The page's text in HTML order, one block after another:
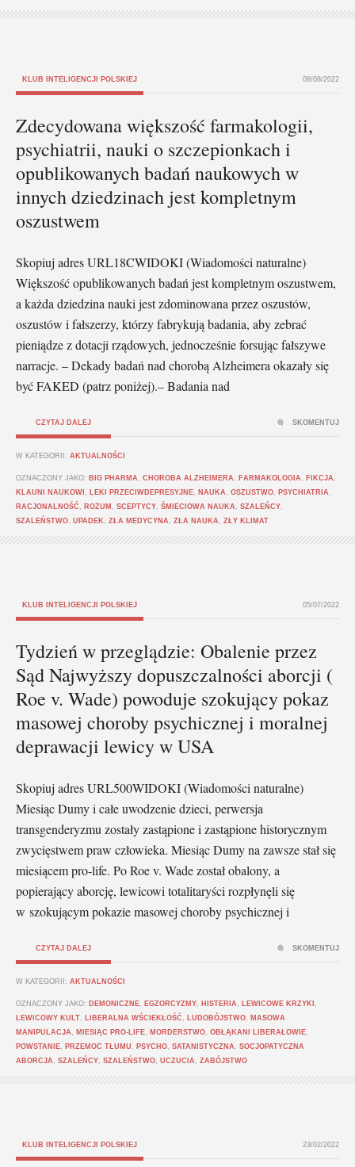
KLUB INTELIGENCJI POLSKIEJ 08/08/2022
Zdecydowana większość farmakologii,
psychiatrii, nauki o szczepionkach i
opublikowanych badań naukowych w
innych dziedzinach jest kompletnym
oszustwem
Skopiuj adres URL18CWIDOKI (Wiadomości naturalne)
Większość opublikowanych badań jest kompletnym oszustwem,
a każda dziedzina nauki jest zdominowana przez oszustów,
oszustów i fałszerzy, którzy fabrykują badania, aby zebrać
pieniądze z dotacji rządowych, jednocześnie forsując fałszywe
narracje. – Dekady badań nad chorobą Alzheimera okazały się
być FAKED (patrz poniżej).– Badania nad
CZYTAJ DALEJ
W KATEGORII: AKTUALNOŚCI
OZNACZONY JAKO: BIG PHARMA CHOROBA ALZHEIMERA FARMAKOLOGIA FIKCJA
KLAUNI NAUKOWI
LEKI PRZECIWDEPRESYJNE NAUKA OSZUSTWO PSYCHIATRIA
RACJONALNOŚĆ
ROZUM SCEPTYCY ŚMIECIOWA NAUKA SZALEŃCY
SZALEŃSTWO UPADEK ZŁA MEDYCYNA ZŁA NAUKA ZŁY KLIMAT
SKOMENTUJ
KLUB INTELIGENCJI POLSKIEJ 05/07/2022
Tydzień w przeglądzie: Obalenie przez
Sąd Najwyższy dopuszczalności aborcji (
Roe v. Wade) powoduje szokujący pokaz
masowej choroby psychicznej i moralnej
deprawacji lewicy w USA
Skopiuj adres URL500WIDOKI (Wiadomości naturalne)
Miesiąc Dumy i całe uwodzenie dzieci, perwersja
transgenderyzmu zostały zastąpione i zastąpione historycznym
zwycięstwem praw człowieka. Miesiąc Dumy na zawsze stał się
miesiącem pro-life. Po Roe v. Wade został obalony, a
popierający aborcję, lewicowi totalitaryści rozpłynęli się
w szokującym pokazie masowej choroby psychicznej i
CZYTAJ DALEJ
W KATEGORII: AKTUALNOŚCI
OZNACZONY JAKO: DEMONICZNE EGZORCYZMY HISTERIA LEWICOWE KRZYKI
LEWICOWY KULT
LIBERALNA WŚCIEKŁOŚĆ LUDOBÓJSTWO
MASOWA
MANIPULACJA
MIESIĄC PRO-LIFE MORDERSTWO OBŁĄKANI LIBERAŁOWIE
POWSTANIE
PRZEMOC TŁUMU PSYCHO SATANISTYCZNA
SOCJOPATYCZNA
ABORCJA
SZALEŃCY SZALEŃSTWO UCZUCIA ZABÓJSTWO
SKOMENTUJ
KLUB INTELIGENCJI POLSKIEJ 23/02/2022